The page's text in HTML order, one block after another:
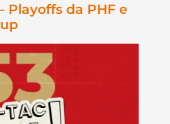
Playoffs da PHF e